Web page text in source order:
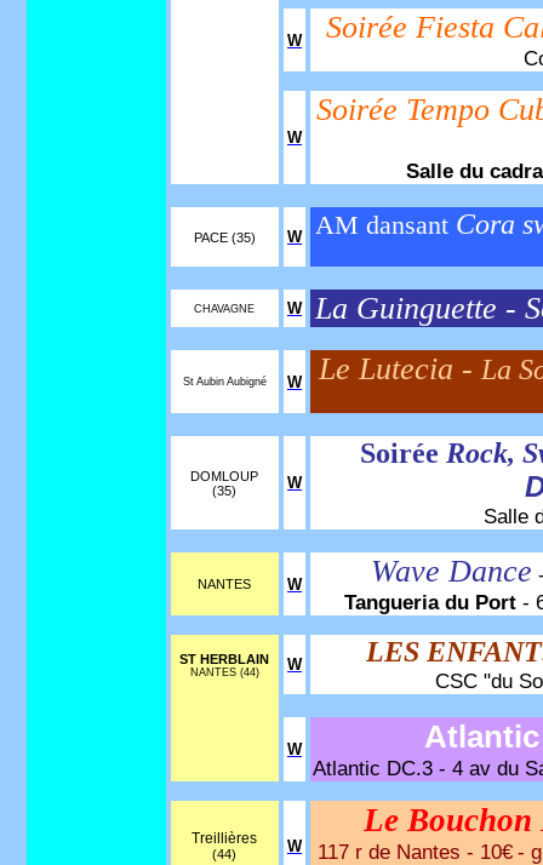
W Soirée Fiesta
W
Soirée Tempo
Salle du
PACE (35) W AM dansant Cora
CHAVAGNE W La Guinguette -
St Aubin Aubigné W Le Lutecia - La
DOMLOUP
(35)
W
Soirée Rock,
Salle
NANTES W Wave Dance
Tangueria du Port -
ST HERBLAIN
NANTES (44) W LES
CSC "du
W
Atlantic DC.3 - 4 av du
Treillières
(44) W
Le Bouchon
117 r de Nantes - 10€ -